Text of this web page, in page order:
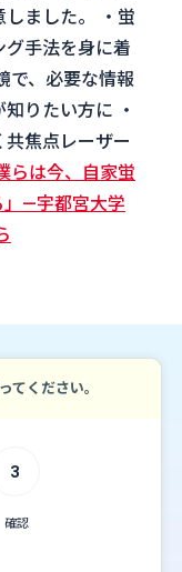
ました。 ・蛍
手法を身に着
で、必要な情報
りたい方に ・
焦点レーザー
らは今、自家蛍
」―宇都宮大学
てください。
3
確認